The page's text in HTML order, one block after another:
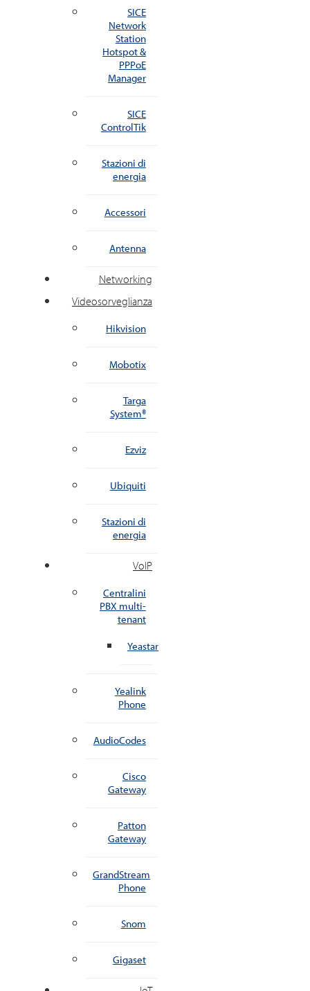
SICE
Network
Station
Hotspot &
PPPoE
Manager
SICE
ControlTik
Stazioni di
energia
Accessori
Antenna
Networking
Videosorveglianza
Hikvision
Mobotix
Targa
System®
Ezviz
Ubiquiti
Stazioni di
energia
VoIP
Centralini
PBX multi-
tenant
Yeastar
Yealink
Phone
AudioCodes
Cisco
Gateway
Patton
Gateway
GrandStream
Phone
Snom
Gigaset